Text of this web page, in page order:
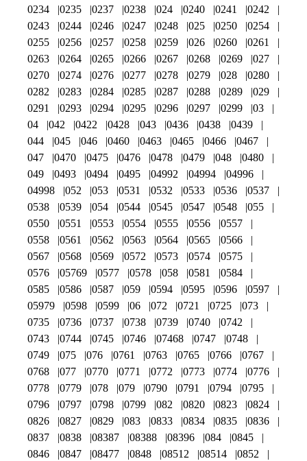
0234 0235 0237 0238 024 0240 0241
0242
0243
0244 0246 0247 0248 025 0250
0254
0255
0256 0257 0258 0259 026 0260
0261
0263
0264 0265 0266 0267 0268 0269
027
0270
0274 0276 0277 0278 0279 028
0280
0282
0283 0284 0285 0287 0288 0289
029
0291
0293 0294 0295 0296 0297 0299
03
04
042 0422 0428 043 0436 0438
0439
044
045 046 0460 0463 0465 0466
0467
047
0470 0475 0476 0478 0479 048
0480
049
0493 0494 0495 04992 04994
04996
04998
052 053 0531 0532 0533 0536
0537
0538
0539 054 0544 0545 0547 0548
055
0550
0551 0553 0554 0555 0556
0557
0558
0561 0562 0563 0564 0565
0566
0567
0568 0569 0572 0573 0574
0575
0576
05769 0577 0578 058 0581
0584
0585
0586 0587 059 0594 0595 0596
0597
05979
0598 0599 06 072 0721 0725
073
0735
0736 0737 0738 0739 0740
0742
0743
0744 0745 0746 07468 0747
0748
0749
075 076 0761 0763 0765 0766
0767
0768
077 0770 0771 0772 0773 0774
0776
0778
0779 078 079 0790 0791 0794
0795
0796
0797 0798 0799 082 0820 0823
0824
0826
0827 0829 083 0833 0834 0835
0836
0837
0838 08387 08388 08396 084
0845
0846
0847 08477 0848 08512 08514
0852